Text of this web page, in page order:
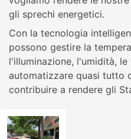
gli sprechi energetici.
Con la tecnologia
possono gestire la
l'illuminazione, l'umidità,
automatizzare quasi tutto
contribuire a rendere gli